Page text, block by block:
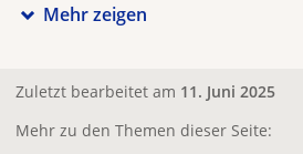
Mehr zeigen
Zuletzt bearbeitet am 11. Juni 2025
Mehr zu den Themen dieser Seite: